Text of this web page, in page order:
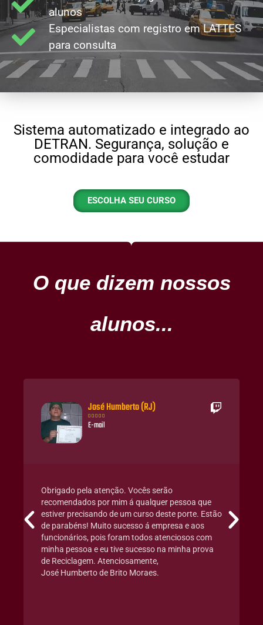
alunos
Especialistas com registro em LATTES
para consulta
Sistema automatizado e integrado ao
DETRAN. Segurança, solução e
comodidade para você estudar
ESCOLHA SEU CURSO
O que dizem nossos
alunos...
José Humberto (RJ)
    
E-mail
Obrigado pela atenção. Vocês serão
recomendados por mim á qualquer pessoa que
estiver precisando de um curso deste porte. Estão
de parabéns! Muito sucesso á empresa e aos
funcionários, pois foram todos atenciosos com
minha pessoa e eu tive sucesso na minha prova
de Reciclagem. Atenciosamente,
José Humberto de Brito Moraes.